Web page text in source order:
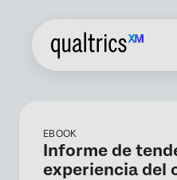
EBOOK
Informe de
experiencia del